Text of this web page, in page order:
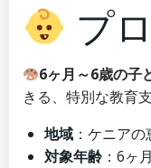
プ
6ヶ月～6歳の子
きる、特別な教育
地域 ：ケニア
対象年齢 ：6ヶ